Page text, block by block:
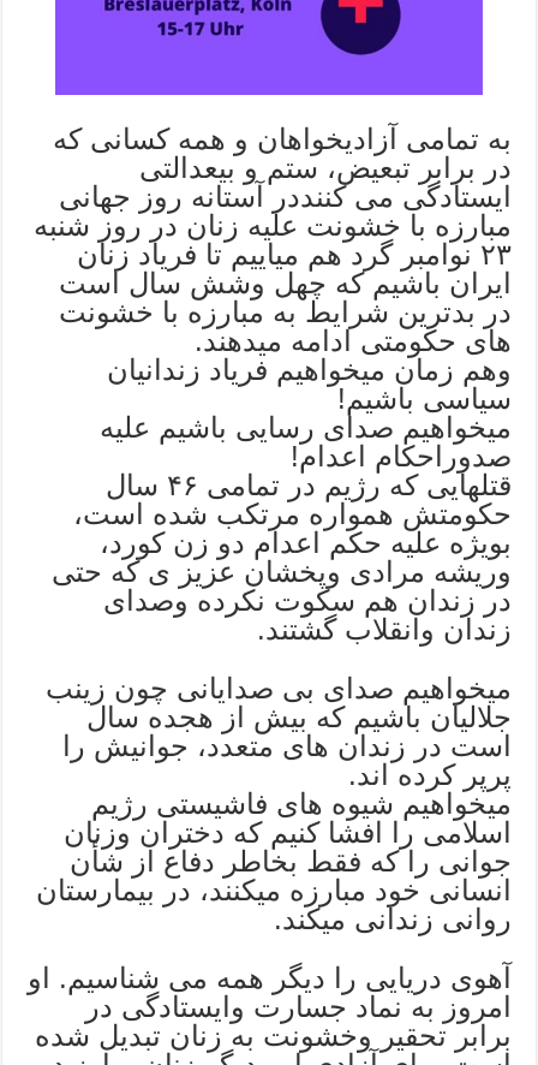
به تمامی آزادیخواهان و همه کسانی که
در برابر تبعیض، ستم و بیعدالتی
ایستادگی می کننددر آستانه روز جهانی
مبارزه با خشونت علیه زنان در روز شنبه
۲۳ نوامبر گرد هم میاییم تا فریاد زنان
ایران باشیم که چهل وشش سال است
در بدترین شرایط به مبارزه با خشونت
های حکومتی ادامه میدهند.
وهم زمان میخواهیم فریاد زندانیان
سیاسی باشیم!
میخواهیم صدای رسایی باشیم علیه
صدوراحکام اعدام!
قتلهایی که رژیم در تمامی ۴۶ سال
حکومتش همواره مرتکب شده است،
بویژه علیه حکم اعدام دو زن کورد،
وریشه مرادی وپخشان عزیز ی که حتی
در زندان هم سکوت نکرده وصدای
زندان وانقلاب گشتند.
میخواهیم صدای بی صدایانی چون زینب
جلالیان باشیم که بیش از هجده سال
است در زندان های متعدد، جوانیش را
پرپر کرده اند.
میخواهیم شیوه های فاشیستی رژیم
اسلامی را افشا کنیم که دختران وزنان
جوانی را که فقط بخاطر دفاع از شأن
انسانی خود مبارزه میکنند، در بیمارستان
روانی زندانی میکند.
آهوی دریایی را دیگر همه می شناسیم. او
امروز به نماد جسارت وایستادگی در
برابر تحقیر وخشونت به زنان تبدیل شده